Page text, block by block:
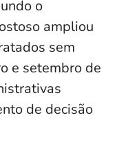
o
ampliou
sem
e setembro de
de decisão